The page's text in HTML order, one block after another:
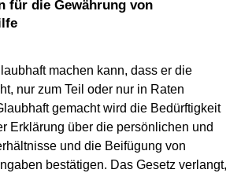
machen kann, dass er die
nur zum Teil oder nur in Raten
gemacht wird die Bedürftigkeit
Erklärung über die persönlichen und
und die Beifügung von
bestätigen. Das Gesetz verlangt,